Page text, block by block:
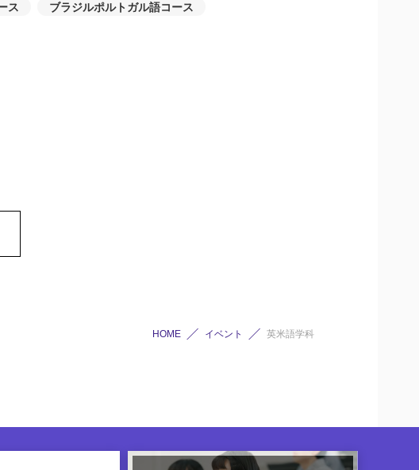
ス ブラジルポルトガル語コース
HOME イベント 英米語学科